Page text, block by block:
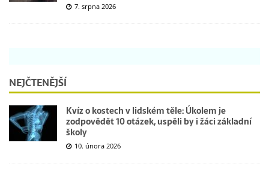
7. srpna 2026
NEJČTENĚJŠÍ
Kvíz o kostech v lidském těle: Úkolem je
zodpovědět 10 otázek, uspěli by i žáci základní
školy
10. února 2026